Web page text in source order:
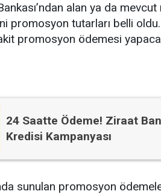
alan ya da mevcut
promosyon tutarları belli
promosyon ödemesi
24 Saatte Ödeme! Ziraat
Kredisi Kampanyası
sunulan promosyon